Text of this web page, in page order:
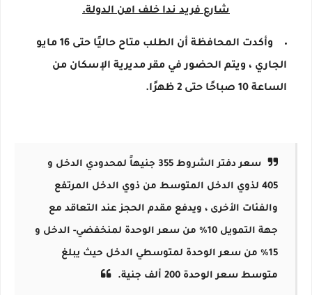
شارع فريد ندا خلف امن الدولة.
وأكدت المحافظة أن الطلب متاح حاليًا حتى 16 مايو
الجاري ، ويتم الحضور في مقر مديرية الإسكان من
الساعة 10 صباحًا حتى 2 ظهرًا.
سعر دفتر الشروط 355 جنيهاً لمحدودي الدخل و
405 لذوي الدخل المتوسط ​​من ذوي الدخل المرتفع
والفئات الأخرى ، ويدفع مقدم الحجز عند التعاقد مع
جهة التمويل 10٪ من سعر الوحدة لمنخفضي- الدخل و
15٪ من سعر الوحدة لمتوسطي الدخل حيث يبلغ
متوسط ​​سعر الوحدة 200 ألف جنية.